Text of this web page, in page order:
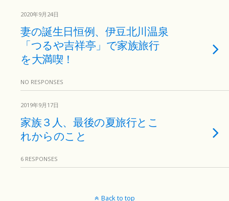
2020年9月24日
妻の誕生日恒例、伊豆北川温泉
「つるや吉祥亭」で家族旅行
を大満喫！
NO RESPONSES
2019年9月17日
家族３人、最後の夏旅行とこ
れからのこと
6 RESPONSES
Back to top